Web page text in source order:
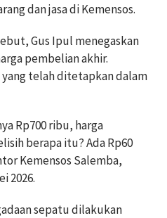
dan jasa di Kemensos.
Gus Ipul menegaskan
pembelian akhir.
yang telah ditetapkan dalam
Rp700 ribu, harga
berapa itu? Ada Rp60
Kemensos Salemba,
2026.
sepatu dilakukan